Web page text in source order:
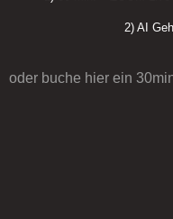
2) AI
oder buche hier ein